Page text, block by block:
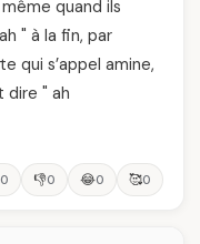
quand ils
" à la fin, par
qui s’appel amine,
dire " ah
0 👎0 😂0 🥰0